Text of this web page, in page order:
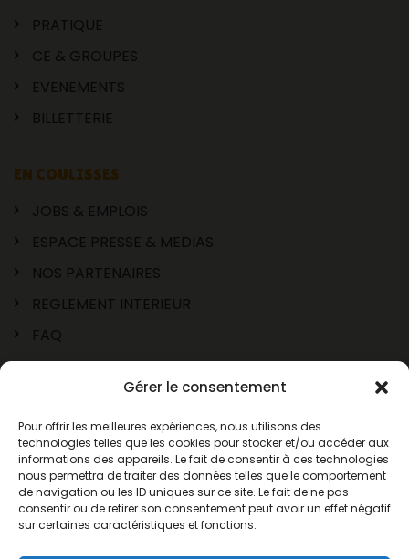
Gérer le consentement
Pour offrir les meilleures expériences, nous utilisons des
technologies telles que les cookies pour stocker et/ou accéder aux
informations des appareils. Le fait de consentir à ces technologies
nous permettra de traiter des données telles que le comportement
de navigation ou les ID uniques sur ce site. Le fait de ne pas
consentir ou de retirer son consentement peut avoir un effet négatif
sur certaines caractéristiques et fonctions.
PRATIQUE
CE & GROUPES
EVENEMENTS
BILLETTERIE
EN COULISSES
JOBS & EMPLOIS
ESPACE PRESSE & MEDIAS
NOS PARTENAIRES
REGLEMENT INTERIEUR
FAQ
© 2026 AnimaParc® Occitanie